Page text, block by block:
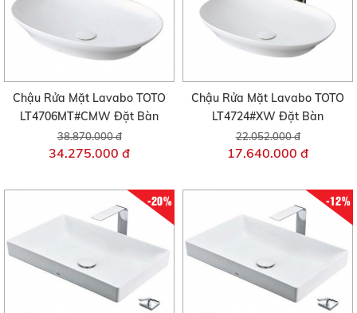
Chậu Rửa Mặt Lavabo TOTO
LT4706MT#CMW Đặt Bàn
38.870.000 đ
34.275.000 đ
Chậu Rửa Mặt Lavabo TOTO
LT4724#XW Đặt Bàn
22.052.000 đ
17.640.000 đ
-20% -12%